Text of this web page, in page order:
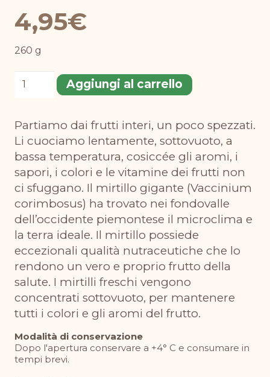
4,95€
260 g
Confettura
mirtilli
260g
quantità
Aggiungi al carrello
Partiamo dai frutti interi, un poco spezzati.
Li cuociamo lentamente, sottovuoto, a
bassa temperatura, cosiccée gli aromi, i
sapori, i colori e le vitamine dei frutti non
ci sfuggano. Il mirtillo gigante (Vaccinium
corimbosus) ha trovato nei fondovalle
dell’occidente piemontese il microclima e
la terra ideale. Il mirtillo possiede
eccezionali qualità nutraceutiche che lo
rendono un vero e proprio frutto della
salute. I mirtilli freschi vengono
concentrati sottovuoto, per mantenere
tutti i colori e gli aromi del frutto.
Modalità di conservazione
Dopo l'apertura conservare a +4° C e consumare in
tempi brevi.